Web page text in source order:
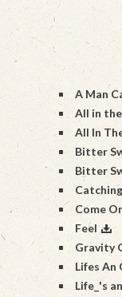
A Man
All in
All In
Bitter
Bitter
Come
Feel
Gravity
Lifes An
Life_'s